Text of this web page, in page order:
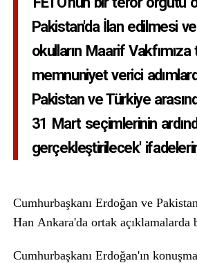
Pakistan'da İlan edilmesi
okulların Maarif
memnuniyet verici
Pakistan ve Türkiye
31 Mart seçimlerinin
gerçekleştirilecek'
Cumhurbaşkanı Erdoğan ve
Han Ankara'da ortak açıklamalarda
Cumhurbaşkanı Erdoğan'ın